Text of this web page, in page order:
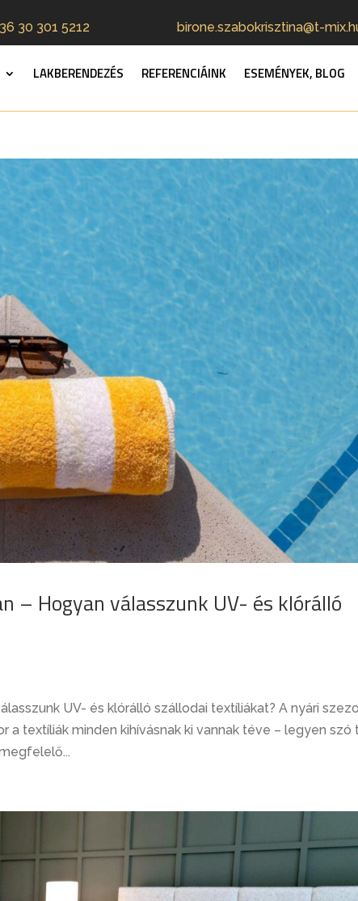
30 301 5212 birone.szabokrisztina@t-
LAKBERENDEZÉS REFERENCIÁINK ESEMÉNYEK, BLOG
– Hogyan válasszunk UV- és klórálló
UV- és klórálló szállodai textíliákat? A nyári
a textíliák minden kihívásnak ki vannak téve – legyen szó